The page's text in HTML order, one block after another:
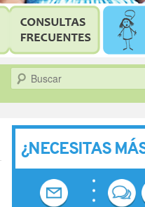
Buscar
¿NECESITAS